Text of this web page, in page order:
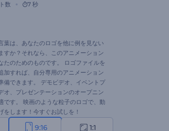
数 7 秒
葉は、あなたのロゴを他に例を見ない
すか？それなら、このアニメーション
たのためのものです。 ロゴファイルを
加すれば、自分専用のアニメーション
備できます。 デモビデオ、イベントプ
オ、プレゼンテーションのオープニン
です。 映画のような粒子のロゴで、動
をします！今すぐお試しを！
9:16 1:1